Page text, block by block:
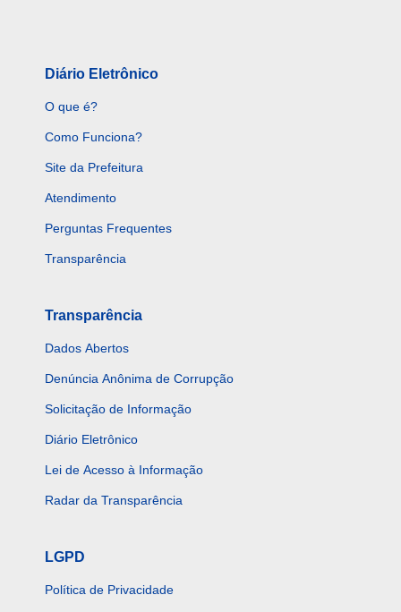
Diário Eletrônico
O que é?
Como Funciona?
Site da Prefeitura
Atendimento
Perguntas Frequentes
Transparência
Transparência
Dados Abertos
Denúncia Anônima de Corrupção
Solicitação de Informação
Diário Eletrônico
Lei de Acesso à Informação
Radar da Transparência
LGPD
Política de Privacidade